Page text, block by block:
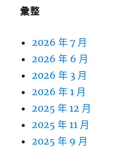
彙整
2026 年 7 月
2026 年 6 月
2026 年 3 月
2026 年 1 月
2025 年 12 月
2025 年 11 月
2025 年 9 月